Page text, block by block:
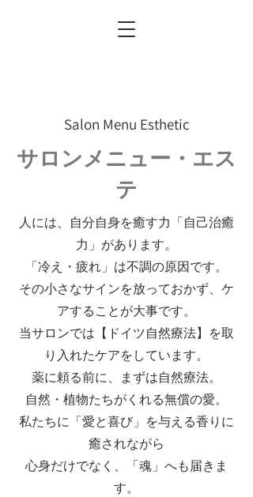
Salon Menu Esthetic
サロンメニュー・エス
テ
人には、自分自身を癒す力「自己治癒
力」があります。
「冷え・疲れ」は不調の原因です。
その小さなサインを放っておかず、ケ
アすることが大事です。
当サロンでは【ドイツ自然療法】を取
り入れたケアをしています。
薬に頼る前に、まずは自然療法。
自然・植物たちがくれる無償の愛。
私たちに「愛と喜び」を与える香りに
癒されながら
​心身だけでなく、「魂」へも届きま
す。